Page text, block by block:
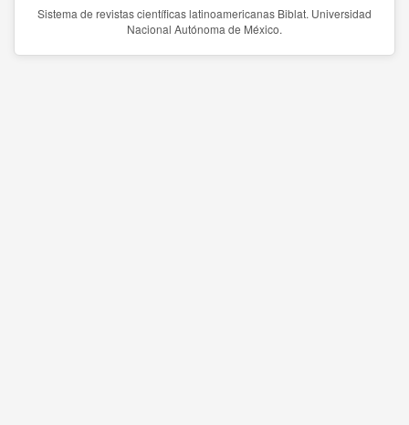
Sistema de revistas científicas latinoamericanas Biblat. Universidad
Nacional Autónoma de México.